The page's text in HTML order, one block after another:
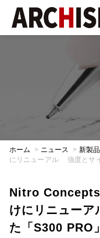
ホーム > ニュース > 新製品
にリニューアル 強度とサ
Nitro Concepts
けにリニュー
た「S300 PRO